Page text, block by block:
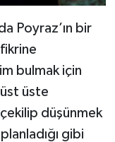
Poyraz’ın bir
bulmak için
üste
düşünmek
gibi